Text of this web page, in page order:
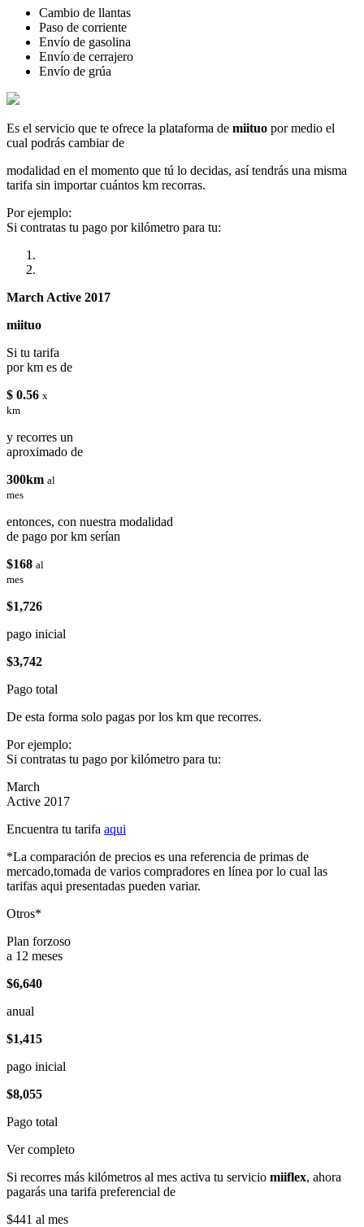
Cambio de llantas
Paso de corriente
Envío de gasolina
Envío de cerrajero
Envío de grúa
Es el servicio que te ofrece la plataforma de miituo por medio el
cual podrás cambiar de
modalidad en el momento que tú lo decidas, así tendrás una misma
tarifa sin importar cuántos km recorras.
Por ejemplo:
Si contratas tu pago por kilómetro para tu:
March Active 2017
miituo
Si tu tarifa
por km es de
$ 0.56 x
km
y recorres un
aproximado de
300km al
mes
entonces, con nuestra modalidad
de pago por km serían
$168 al
mes
$1,726
pago inicial
$3,742
Pago total
De esta forma solo pagas por los km que recorres.
Por ejemplo:
Si contratas tu pago por kilómetro para tu:
March
Active 2017
Encuentra tu tarifa aqui
*La comparación de precios es una referencia de primas de
mercado,tomada de varios compradores en línea por lo cual las
tarifas aqui presentadas pueden variar.
Otros*
Plan forzoso
a 12 meses
$6,640
anual
$1,415
pago inicial
$8,055
Pago total
Ver completo
Si recorres más kilómetros al mes activa tu servicio miiflex, ahora
pagarás una tarifa preferencial de
$441 al mes